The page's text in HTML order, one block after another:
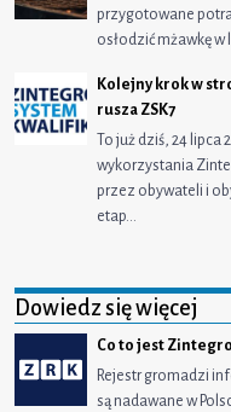
przygotowane
osłodzić mżawkę
Kolejny krok w
rusza ZSK7
To już dziś, 24
wykorzystania
przez obywateli i
etap…
Dowiedz się więcej
Co to jest
Rejestr gromadzi
są nadawane w